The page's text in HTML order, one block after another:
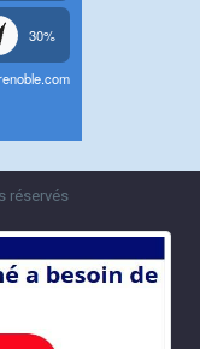
réservés